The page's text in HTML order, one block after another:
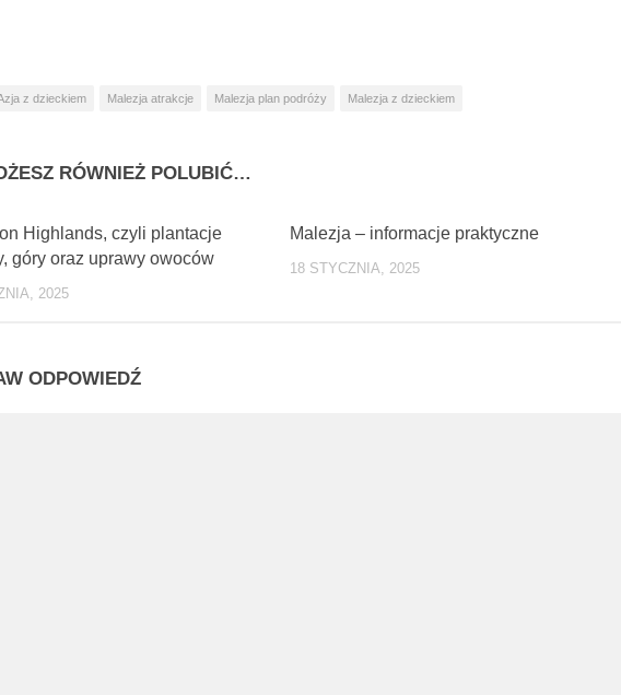
z dzieckiem Malezja atrakcje Malezja plan podróży Malezja z dzieckiem
RÓWNIEŻ POLUBIĆ…
Highlands, czyli plantacje
góry oraz uprawy owoców
2025
Malezja – informacje praktyczne
18 STYCZNIA, 2025
ODPOWIEDŹ